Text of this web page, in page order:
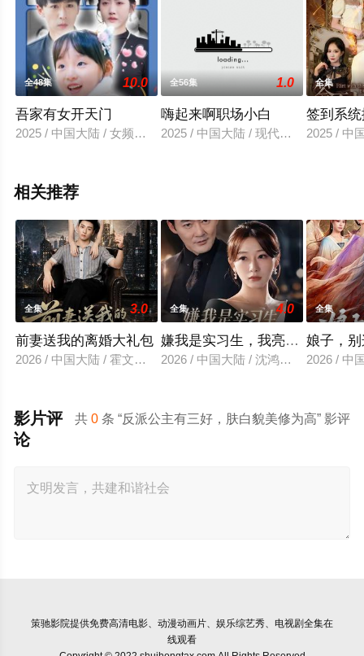
全48集 10.0
吾家有女开天门
2025 / 中国大陆 / 女频恋爱
全56集 1.0
嗨起来啊职场小白
2025 / 中国大陆 / 现代都市
全集
签到系
2025 / 中
相关推荐
全集 3.0
前妻送我的离婚大礼包
2026 / 中国大陆 / 霍文琦＆雷小米
全集 4.0
嫌我是实习生，我亮出老板身份
2026 / 中国大陆 / 沈鸿运＆刘亚倩
全集
娘子，
2026 / 中
共0 条 “反派公主有三好，肤白貌美修为高” 影评
影片评
论
策驰影院提供免费高清电影、动漫动画片、娱乐综艺秀、电视剧全集在
线观看